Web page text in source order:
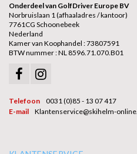
Onderdeel van GolfDriver Europe BV
Norbruislaan 1 (afhaaladres / kantoor)
7761CG Schoonebeek
Nederland
Kamer van Koophandel : 73807591
BTW nummer : NL 8596.71.070.B01
Telefoon
0031 (0)85 - 13 07 417
E-mail
Klantenservice@skihelm-